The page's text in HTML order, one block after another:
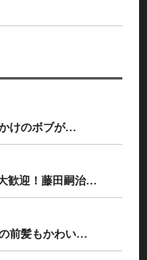
けのボブが…
歓迎！藤田嗣治…
前髪もかわい…